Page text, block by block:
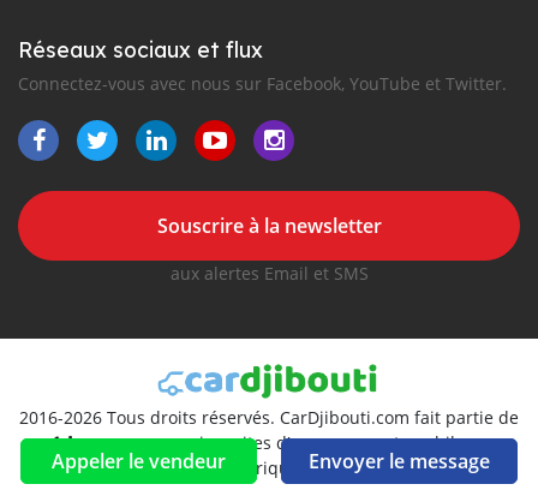
Appeler le vendeur Envoyer le message
Réseaux sociaux et flux
Connectez-vous avec nous sur Facebook, YouTube et Twitter.
Souscrire à la newsletter
aux alertes Email et SMS
2016-2026 Tous droits réservés. CarDjibouti.com fait partie de
, premiers sites d'annonces automobiles en
Afrique